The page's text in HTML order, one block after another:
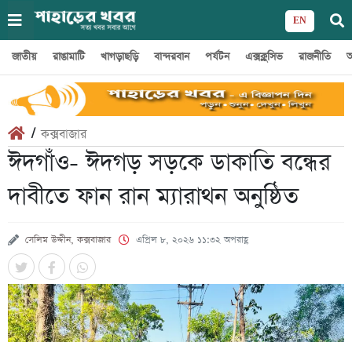
EN
জাতীয় রাঙামাটি খাগড়াছড়ি বান্দরবান পর্যটন এক্সক্লুসিভ রাজনীতি
/কক্সবাজার
ঈদগাঁও- ঈদগড় সড়কে ডাকাতি বন্ধের
দাবীতে ফান রান ম্যারাথন অনুষ্ঠিত
সেলিম উদ্দীন, কক্সবাজার এপ্রিল ৮, ২০২৬ ১১:৩২ অপরাহ্ণ